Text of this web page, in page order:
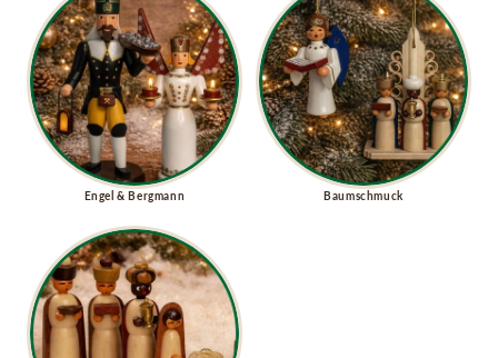
Engel & Bergmann Baumschmuck